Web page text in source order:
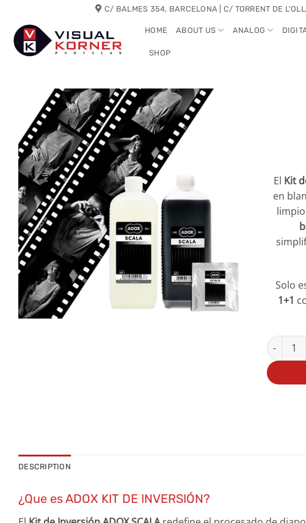
content
C/ BALMES 354, BARCELONA | C/ TORRENT DE
HOME ABOUT US ANALOG
SHOP
El Kit
en
Solo
1+1
ADOX
DESCRIPTION
¿Que es ADOX KIT DE INVERSIÓN?